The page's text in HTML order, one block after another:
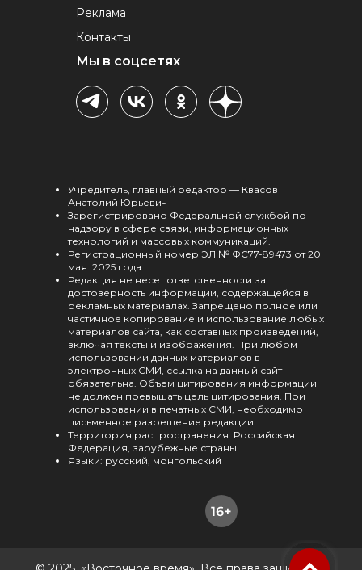
Реклама
Контакты
Мы в соцсетях
Учредитель, главный редактор — Квасов
Анатолий Юрьевич
Зарегистрировано Федеральной службой по
надзору в сфере связи, информационных
технологий и массовых коммуникаций.
Регистрационный номер ЭЛ № ФС77-89473 от 20
мая 2025 года.
Редакция не несет ответственности за
достоверность информации, содержащейся в
рекламных материалах. Запрещено полное или
частичное копирование и использование любых
материалов сайта, как составных произведений,
включая тексты и изображения. При любом
использовании данных материалов в
электронных СМИ, ссылка на данный сайт
обязательна. Объем цитирования информации
не должен превышать цель цитирования. При
использовании в печатных СМИ, необходимо
письменное разрешение редакции.
Территория распространения: Российская
Федерация, зарубежные страны
Языки: русский, монгольский